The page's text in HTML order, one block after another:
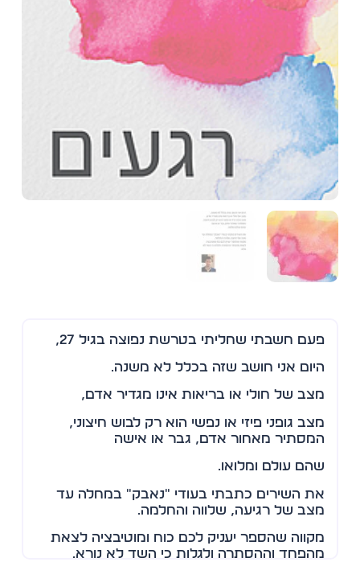
פעם חשבתי שחליתי בטרשת נפוצה בגיל 27,
היום אני חושב שזה בכלל לא משנה.
מצב של חולי או בריאות אינו מגדיר אדם,
מצב גופני פיזי או נפשי הוא רק לבוש חיצוני,
המסתיר מאחור אדם, גבר או אישה
שהם עולם ומלואו.
את השירים כתבתי בעודי "נאבק" במחלה עד
מצב של רגיעה, שלווה והחלמה.
מקווה שהספר יעניק לכם כוח ומוטיבציה לצאת
מהפחד וההסתרה ולגלות כי השד לא נורא.